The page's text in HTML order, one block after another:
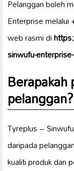
Pelanggan boleh
Enterprise melalui
web rasmi di
sinwufu-
pelanggan?
Tyreplus –
daripada
kualiti produk dan